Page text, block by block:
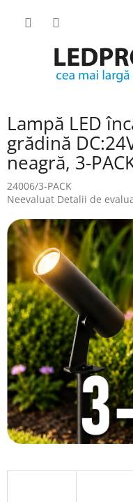
Lampă LED
grădină
neagră, 3-
24006/3-PACK
Evaluarea
a
produsului
0.0
din
5
stele.
Neevaluat Detalii de